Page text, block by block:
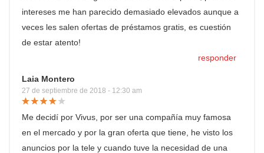
intereses me han parecido demasiado elevados aunque a
veces les salen ofertas de préstamos gratis, es cuestión
de estar atento!
responder
Laia Montero
27 de septiembre de 2018 - 12:30 am
Me decidí por Vivus, por ser una compañía muy famosa
en el mercado y por la gran oferta que tiene, he visto los
anuncios por la tele y cuando tuve la necesidad de una